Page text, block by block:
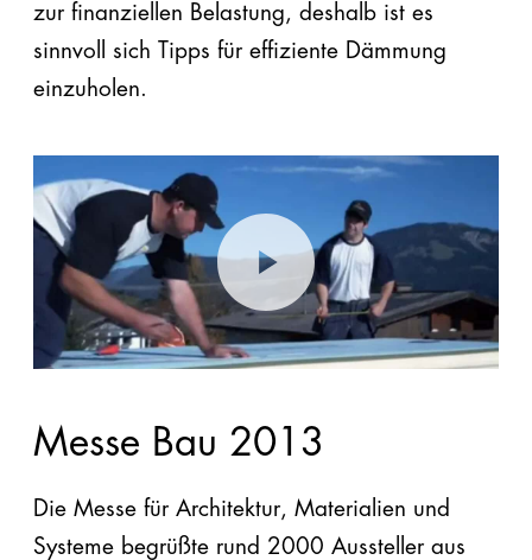
zur finanziellen Belastung, deshalb ist es
sinnvoll sich Tipps für effiziente Dämmung
einzuholen.
Messe Bau 2013
Die Messe für Architektur, Materialien und
Systeme begrüßte rund 2000 Aussteller aus